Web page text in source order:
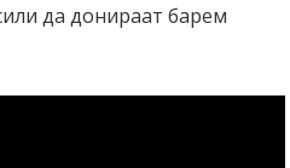
да донираат барем